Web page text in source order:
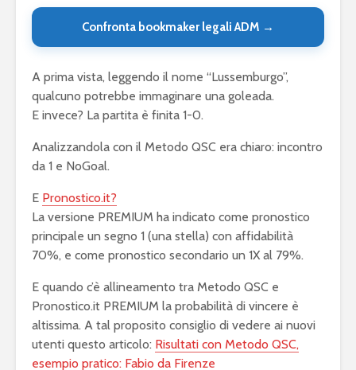
Confronta bookmaker legali ADM →
A prima vista, leggendo il nome “Lussemburgo”,
qualcuno potrebbe immaginare una goleada.
E invece? La partita è finita 1-0.
Analizzandola con il Metodo QSC era chiaro: incontro
da 1 e NoGoal.
E Pronostico.it?
La versione PREMIUM ha indicato come pronostico
principale un segno 1 (una stella) con affidabilità
70%, e come pronostico secondario un 1X al 79%.
E quando c’è allineamento tra Metodo QSC e
Pronostico.it PREMIUM la probabilità di vincere è
altissima. A tal proposito consiglio di vedere ai nuovi
utenti questo articolo: Risultati con Metodo QSC,
esempio pratico: Fabio da Firenze